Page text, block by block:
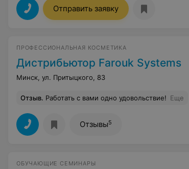
Отправить заявку
ПРОФЕССИОНАЛЬНАЯ КОСМЕТИКА
Дистрибьютор Farouk Systems
Минск, ул. Притыцкого, 83
Отзыв. Работать с вами одно удовольствие! Еще
Отзывы5
ОБУЧАЮЩИЕ СЕМИНАРЫ